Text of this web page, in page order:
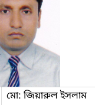
মো: জিয়ারুল ইসলাম